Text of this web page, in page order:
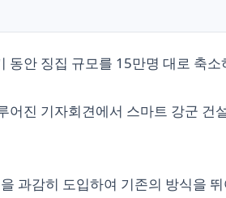
동안 징집 규모를 15만명 대로 축
어진 기자회견에서 스마트 강군 건
과감히 도입하여 기존의 방식을